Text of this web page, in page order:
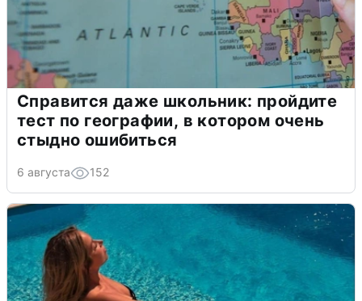
Справится даже школьник: пройдите
тест по географии, в котором очень
стыдно ошибиться
6 августа 152